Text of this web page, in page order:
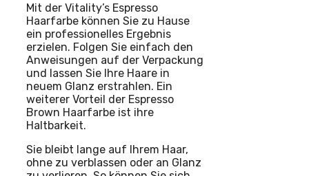
Mit der Vitality’s Espresso
Haarfarbe können Sie zu Hause
ein professionelles Ergebnis
erzielen. Folgen Sie einfach den
Anweisungen auf der Verpackung
und lassen Sie Ihre Haare in
neuem Glanz erstrahlen. Ein
weiterer Vorteil der Espresso
Brown Haarfarbe ist ihre
Haltbarkeit.
Sie bleibt lange auf Ihrem Haar,
ohne zu verblassen oder an Glanz